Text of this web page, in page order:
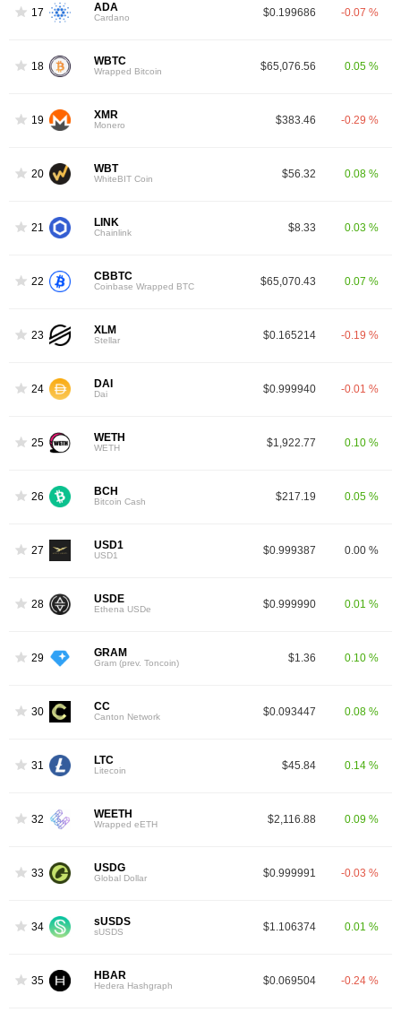
17 ADA
Cardano $0.199686 -0.07 %
18 WBTC
Wrapped Bitcoin $65,076.56 0.05 %
19 XMR
Monero $383.46 -0.29 %
20 WBT
WhiteBIT Coin $56.32 0.08 %
21 LINK
Chainlink $8.33 0.03 %
22 CBBTC
Coinbase Wrapped BTC $65,070.43 0.07 %
23 XLM
Stellar $0.165214 -0.19 %
24 DAI
Dai $0.999940 -0.01 %
25 WETH
WETH $1,922.77 0.10 %
26 BCH
Bitcoin Cash $217.19 0.05 %
27 USD1
USD1 $0.999387 0.00 %
28 USDE
Ethena USDe $0.999990 0.01 %
29 GRAM
Gram (prev. Toncoin) $1.36 0.10 %
30 CC
Canton Network $0.093447 0.08 %
31 LTC
Litecoin $45.84 0.14 %
32 WEETH
Wrapped eETH $2,116.88 0.09 %
33 USDG
Global Dollar $0.999991 -0.03 %
34 sUSDS
sUSDS $1.106374 0.01 %
35 HBAR
Hedera Hashgraph $0.069504 -0.24 %